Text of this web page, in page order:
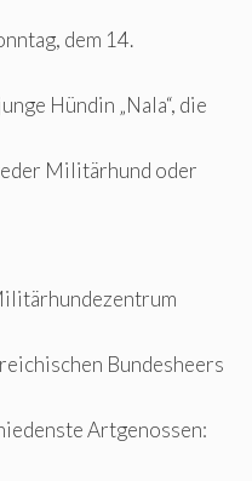
dem 14.
Hündin „Nala“, die
Militärhund oder
Bundesheers
Artgenossen: